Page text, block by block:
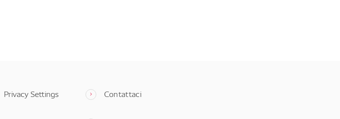
Privacy Settings Contattaci